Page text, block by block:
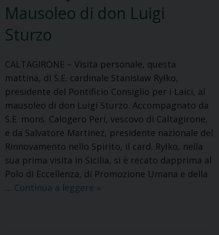
Mausoleo di don Luigi
Sturzo
CALTAGIRONE – Visita personale, questa
mattina, di S.E. cardinale Stanisław Ryłko,
presidente del Pontificio Consiglio per i Laici, al
mausoleo di don Luigi Sturzo. Accompagnato da
S.E. mons. Calogero Peri, vescovo di Caltagirone,
e da Salvatore Martinez, presidente nazionale del
Rinnovamento nello Spirito, il card. Ryłko, nella
sua prima visita in Sicilia, si è recato dapprima al
Polo di Eccellenza, di Promozione Umana e della
… Continua a leggere Il
»